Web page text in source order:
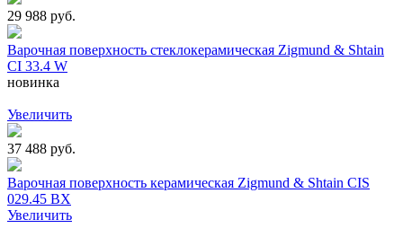
29 988 руб.
Варочная поверхность стеклокерамическая Zigmund & Shtain
CI 33.4 W
новинка
Увеличить
37 488 руб.
Варочная поверхность керамическая Zigmund & Shtain CIS
029.45 BX
Увеличить